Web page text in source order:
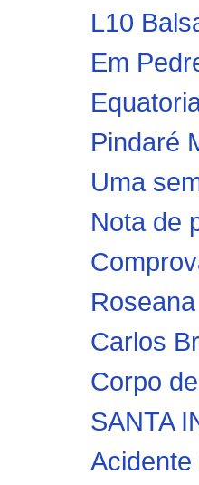
L10
Em
Pindaré
Uma
Nota de
Carlos
Corpo
SANTA